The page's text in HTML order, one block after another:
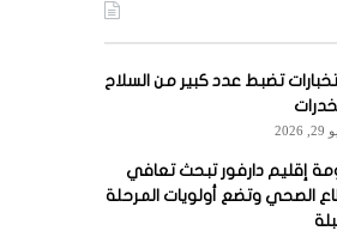
تضبط عدد كبير من السلاح
إقليم دارفور تبحث تعافي
الصحي وتضع أولويات المرحلة